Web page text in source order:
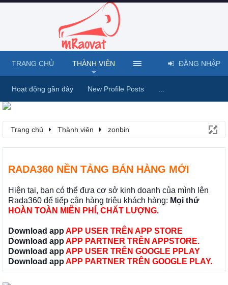
Trang chủ Thành viên zonbin
RADA360 NỀN TẢNG BÁN HÀNG MỚI
Hiện tại, bạn có thể đưa cơ sở kinh doanh của mình lên
Rada360 để tiếp cận hàng triệu khách hàng: Mọi thứ
HOÀN TOÀN MIỄN PHÍ, CHẤT LƯỢNG.
Download app APP USER TRÊN APP STORE
Download app APP PARTNER TRÊN APPSTORE.
Download app APP USER TRÊN GOOGLE PPLAY
Download app APP PARTNER TRÊN GOOGLE PLAY.
TRANG CHỦ THÀNH VIÊN
Hoạt động gần đây New Profile Posts
ĐĂNG NHẬP